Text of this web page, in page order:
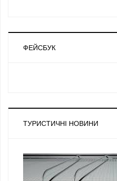
ФЕЙСБУК
ТУРИСТИЧНІ НОВИНИ